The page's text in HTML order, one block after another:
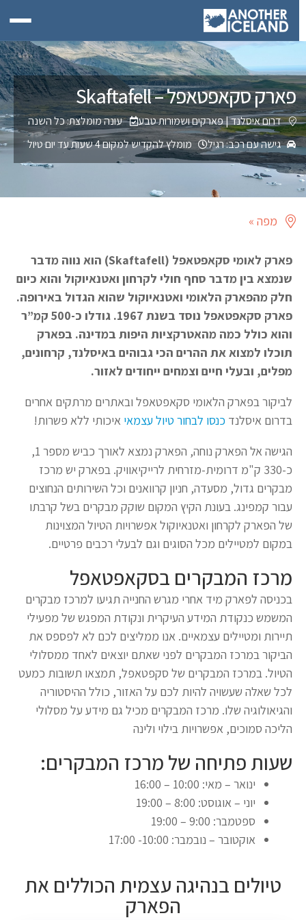
פארק סקאפטאפל – Skaftafell
דרום איסלנד|פארקים ושמורות טבע
עונה מומלצת: כל השנה
גישה עם רכב: רגיל
מומלץ להקדיש למקום 4 שעות עד יום טיול
מפה »
פארק לאומי סקאפטאפל (Skaftafell) הוא נווה מדבר
שנמצא בין מדבר סחף חולי לקרחון ואטנאיוקול והוא כיום
חלק מהפארק הלאומי ואטנאיוקול שהוא הגדול באירופה.
פארק סקאפטאפל נוסד בשנת 1967. גודלו כ-500 קמ”ר
והוא כולל כמה מהאטרקציות היפות במדינה. בפארק
תוכלו למצוא את ההרים הכי גבוהים באיסלנד, קרחונים,
מפלים, ובעלי חיים וצמחים ייחודים לאזור.
לביקור בפארק הלאומי סקאפטאפל ובאתרים מרתקים אחרים
בדרום איסלנד כנסו לבחור טיול עצמאיאיכותי ללא פשרות!
הגישה אל הפארק נוחה, הפארק נמצא לאורך כביש מספר 1,
כ-330 ק"מ דרומית-מזרחית לרייקיאוויק. בפארק יש מרכז
מבקרים גדול, מסעדה, חניון קרוואנים וכל השירותים הנחוצים
עבור קמפינג. בעונת הקיץ המקום שוקק מבקרים בשל קרבתו
של הפארק לקרחון ואטנאיוקול אפשרויות הטיול המצוינות
במקום למטיילים מכל הסוגים וגם לבעלי רכבים פרטיים.
מרכז המבקרים בסקאפטאפל
בכניסה לפארק מיד אחרי מגרש החנייה תגיעו למרכז מבקרים
המשמש כנקודת המידע העיקרית ונקודת המפגש של מפעילי
תיירות ומטיילים עצמאיים. אנו ממליצים לכם לא לפספס את
הביקור במרכז המבקרים לפני שאתם יוצאים לאחד ממסלולי
הטיול. במרכז המבקרים של סקפטאפל, תמצאו תשובות כמעט
לכל שאלה שעשויה להיות לכם על האזור, כולל ההיסטוריה
והגיאולוגיה שלו. מרכז המבקרים מכיל גם מידע על מסלולי
הליכה סמוכים, אפשרויות בילוי ולינה
שעות פתיחה של מרכז המבקרים:
ינואר – מאי: 10:00 – 16:00
יוני – אוגוסט: 8:00 – 19:00
ספטמבר: 9:00 – 19:00
אוקטובר – נובמבר: 10:00- 17:00
טיולים בנהיגה עצמית הכוללים את
הפארק